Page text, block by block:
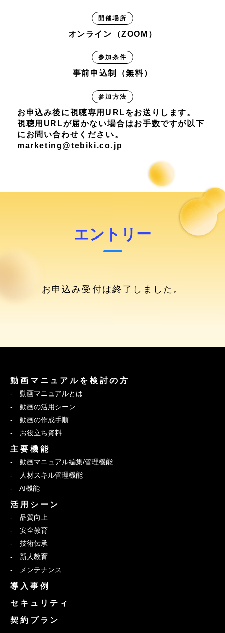
開催場所
オンライン（ZOOM）
参加条件
事前申込制（無料）
参加方法
お申込み後に視聴専用URLをお送りします。
視聴用URLが届かない場合はお手数ですが以下
にお問い合わせください。
marketing@tebiki.co.jp
エントリー
お申込み受付は終了しました。
動画マニュアルを検討の方
動画マニュアルとは
動画の活用シーン
動画の作成手順
お役立ち資料
主要機能
動画マニュアル編集/管理機能
人材スキル管理機能
AI機能
活用シーン
品質向上
安全教育
技術伝承
新人教育
メンテナンス
導入事例
セキュリティ
契約プラン